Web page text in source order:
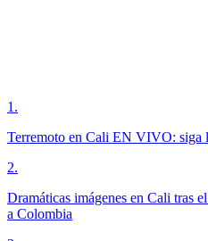
1 .
Terremoto en Cali EN VIVO: siga
2.
Dramáticas imágenes en Cali tras
a Colombia